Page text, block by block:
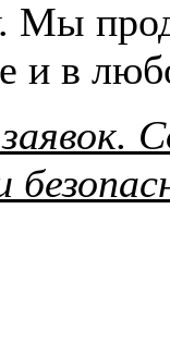
Мы
и в